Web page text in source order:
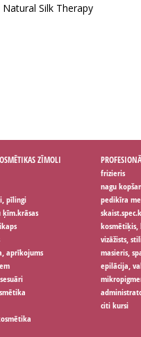
Natural Silk Therapy
ZĪMOLI
pīlingi
ķīm.krāsas
aprīkojums
frizieris
nagu
pedikīra
kosmētiķis,
vizāžists,
masieris,
epilācija,
citi kursi